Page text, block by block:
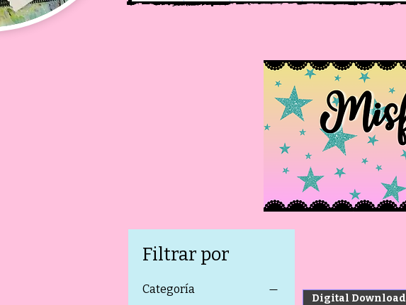
Filtrar por
Categoría
Digital Download